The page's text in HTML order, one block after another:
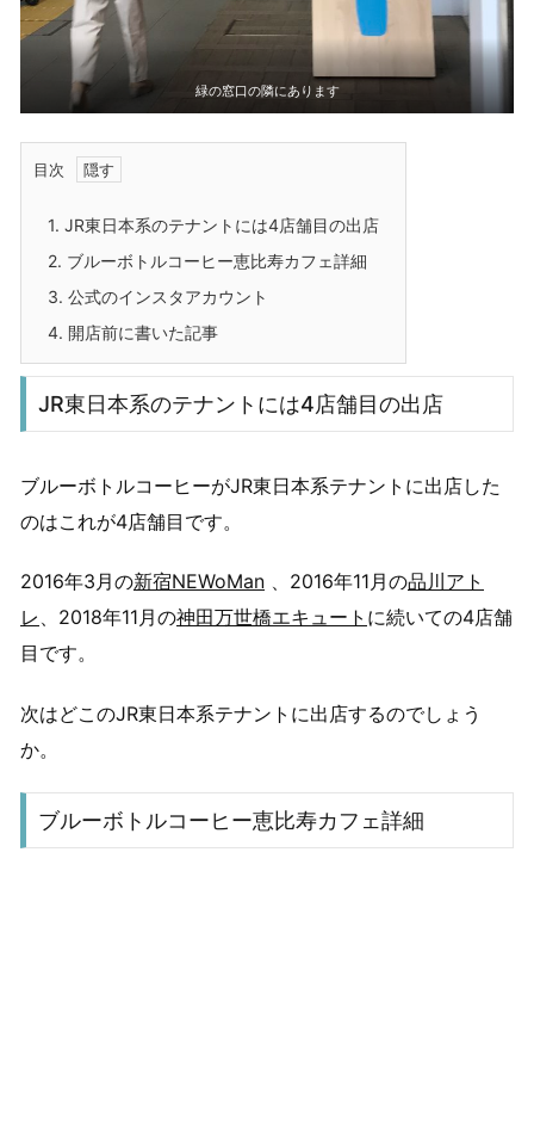
緑の窓口の隣にあります
目次
1. JR東日本系のテナントには4店舗目の出店
2. ブルーボトルコーヒー恵比寿カフェ詳細
3. 公式のインスタアカウント
4. 開店前に書いた記事
JR東日本系のテナントには4店舗目の出店
ブルーボトルコーヒーがJR東日本系テナントに出店した
のはこれが4店舗目です。
2016年3月の新宿NEWoMan 、2016年11月の品川アト
レ 、2018年11月の神田万世橋エキュート に続いての4店舗
目です。
次はどこのJR東日本系テナントに出店するのでしょう
か。
ブルーボトルコーヒー恵比寿カフェ詳細